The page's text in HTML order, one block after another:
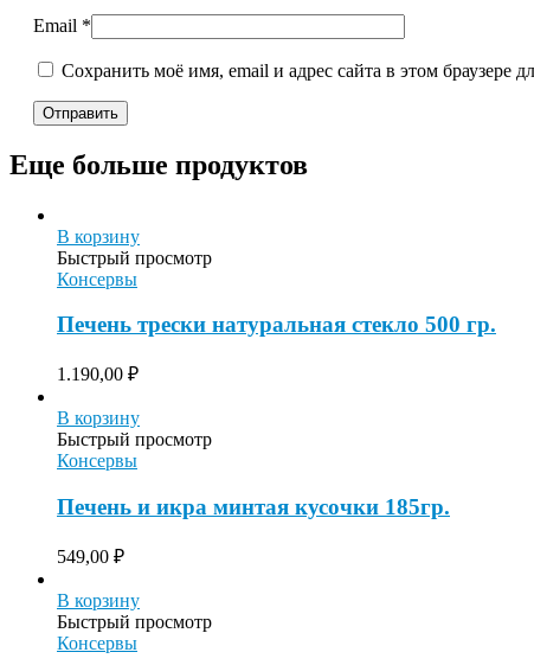
Email *
Сохранить моё имя, email и адрес сайта в этом браузере
Еще больше продуктов
В корзину
Быстрый просмотр
Консервы
Печень трески натуральная стекло 500 гр.
1.190,00 ₽
В корзину
Быстрый просмотр
Консервы
Печень и икра минтая кусочки 185гр.
549,00 ₽
В корзину
Быстрый просмотр
Консервы